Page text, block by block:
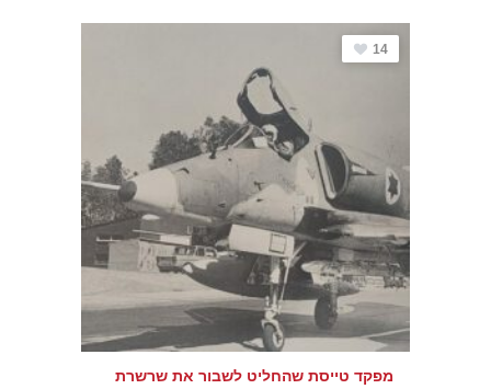
14
מפקד טייסת שהחליט לשבור את שרשרת